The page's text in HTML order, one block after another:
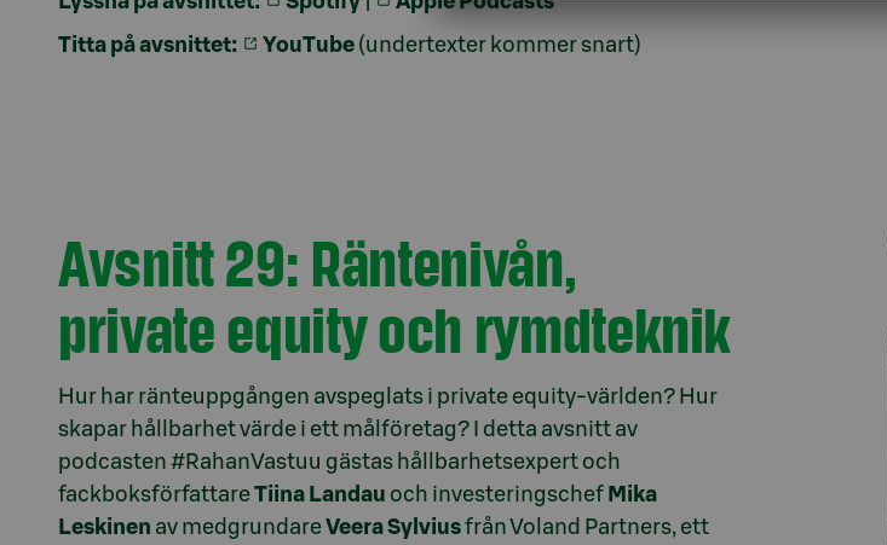
Titta på avsnittet:
YouTube (undertexter kommer snart)
Avsnitt 29: Räntenivån,
private equity och rymdteknik
Hur har ränteuppgången avspeglats i private equity-världen? Hur
skapar hållbarhet värde i ett målföretag? I detta avsnitt av
podcasten #RahanVastuu gästas hållbarhetsexpert och
fackboksförfattareTiina Landau och investeringschef Mika
Leskinen av medgrundareVeera Sylviusfrån Voland Partners, ett